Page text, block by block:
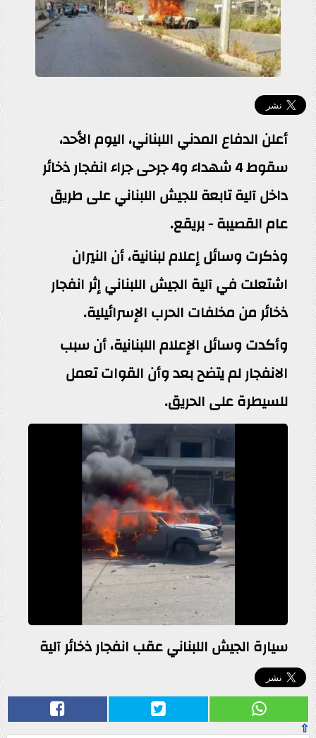
أعلن الدفاع المدني اللبناني، اليوم الأحد،
سقوط 4 شهداء و4 جرحى جراء انفجار ذخائر
داخل آلية تابعة للجيش اللبناني على طريق
عام القصيبة - بريقع.
وذكرت وسائل إعلام لبنانية، أن النيران
اشتعلت في آلية الجيش اللبناني إثر انفجار
ذخائر من مخلفات الحرب الإسرائيلية.
وأكدت وسائل الإعلام اللبنانية، أن سبب
الانفجار لم يتضح بعد وأن القوات تعمل
للسيطرة على الحريق.
سيارة الجيش اللبناني عقب انفجار ذخائر آلية
⇧